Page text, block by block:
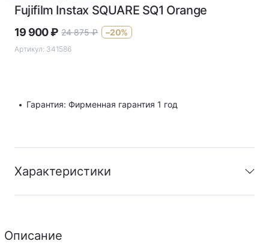
Fujifilm Instax SQUARE SQ1 Orange
19 900₽ 24 875 ₽ –20%
Артикул: 341586
Гарантия: Фирменная гарантия 1 год
Характеристики
Описание